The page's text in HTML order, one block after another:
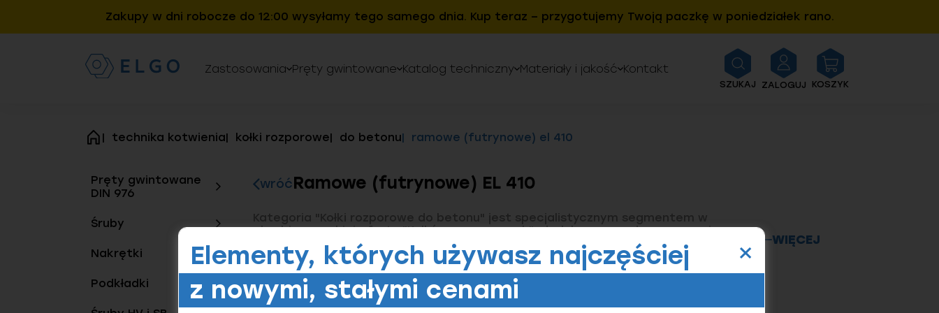
Zakupy w dni robocze do 12:00 wysyłamy tego samego dnia. Kup teraz – przygotujemy Twoją paczkę w poniedziałek rano.
Zastosowania Pręty gwintowane Katalog techniczny Materiały i jakość Kontakt
SZUKAJ ZALOGUJ KOSZYK
stronatechnika kotwienia kołki rozporowe do betonu ramowe (futrynowe) el 410
Pręty gwintowane
DIN 976
Śruby
Nakrętki
Podkładki
wróćRamowe (futrynowe) EL 410
Kategoria "Kołki rozporowe do betonu" jest specjalistycznym segmentem w
obrębie szerokiej oferty "Kołków rozporowych", dedykowanym do mocowania
w betonie, jednym z najtrudniejszych materiałów budowlanych. Beton, ze
względu na swoją twardość i gęstość, wymaga zastosowania produktów o
wyjątkowej wytrzymałości i precyzji, aby zapewnić trwałe i niezawodne
połączenia. W tej kategorii znajdziemy rozwiązania, które doskonale
odpowiadają na te potrzeby, umożliwiając bezpieczne i efektywne mocowanie
zarówno w projektach budowlanych, jak i instalacyjnych.
WIĘCEJ
×
Elementy, których używasz najczęściej
z nowymi, stałymi cenami